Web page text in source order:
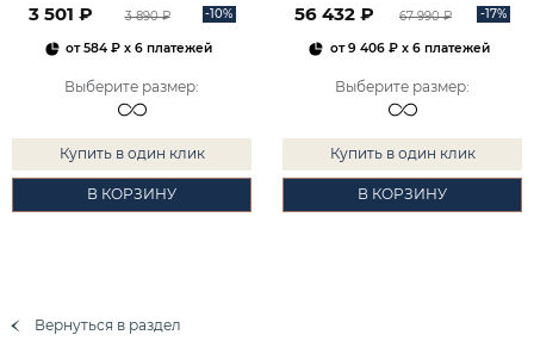
3 501 ₽ 3 890 ₽ -10%
от584 ₽ x 6 платежей
Выберите размер:
Купить в один клик
В КОРЗИНУ
56 432 ₽ 67 990 ₽ -17%
от9 406 ₽x 6 платежей
Выберите размер:
Купить в один клик
В КОРЗИНУ
Вернуться в раздел